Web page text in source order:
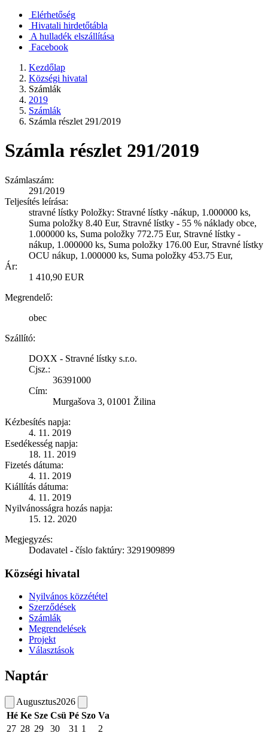
Elérhetőség
Hivatali hirdetőtábla
A hulladék elszállítása
Facebook
Kezdőlap
Községi hivatal
Számlák
2019
Számlák
Számla részlet 291/2019
Számla részlet 291/2019
Számlaszám:
291/2019
Teljesítés leírása:
stravné lístky Položky: Stravné lístky -nákup, 1.000000 ks,
Suma položky 8.40 Eur, Stravné lístky - 55 % náklady obce,
1.000000 ks, Suma položky 772.75 Eur, Stravné lístky -
nákup, 1.000000 ks, Suma položky 176.00 Eur, Stravné lístky
OCU nákup, 1.000000 ks, Suma položky 453.75 Eur,
Ár:
1 410,90 EUR
Megrendelő:
obec
Szállító:
DOXX - Stravné lístky s.r.o.
Cjsz.:
36391000
Cím:
Murgašova 3, 01001 Žilina
Kézbesítés napja:
4. 11. 2019
Esedékesség napja:
18. 11. 2019
Fizetés dátuma:
4. 11. 2019
Kiállítás dátuma:
4. 11. 2019
Nyilvánosságra hozás napja:
15. 12. 2020
Megjegyzés:
Dodavatel - číslo faktúry: 3291909899
Községi hivatal
Nyilvános közzététel
Szerződések
Számlák
Megrendelések
Projekt
Választások
Naptár
Augusztus2026
Hé Ke Sze Csü Pé Szo Va
27 28 29 30 31 1
2